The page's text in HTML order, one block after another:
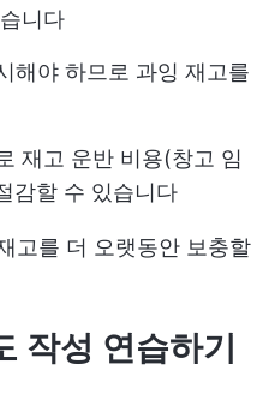
니다
해야 하므로 과잉 재고를
재고 운반 비용(창고 임
감할 수 있습니다
고를 더 오랫동안 보충할
작성 연습하기